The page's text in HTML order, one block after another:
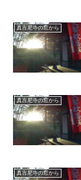
真言尼寺の窓から
真言尼寺の窓から
真言尼寺の窓から